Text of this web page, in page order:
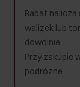
Rabat nalicza
walizek lub
dowolnie.
Przy zakupie
podróżne.